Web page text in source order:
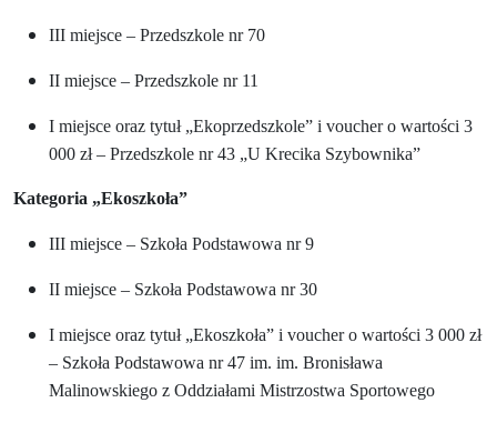
III miejsce – Przedszkole nr 70
II miejsce – Przedszkole nr 11
I miejsce oraz tytuł „Ekoprzedszkole” i voucher o wartości 3
000 zł – Przedszkole nr 43 „U Krecika Szybownika”
Kategoria „Ekoszkoła”
III miejsce – Szkoła Podstawowa nr 9
II miejsce – Szkoła Podstawowa nr 30
I miejsce oraz tytuł „Ekoszkoła” i voucher o wartości 3 000 zł
– Szkoła Podstawowa nr 47 im. im. Bronisława
Malinowskiego z Oddziałami Mistrzostwa Sportowego